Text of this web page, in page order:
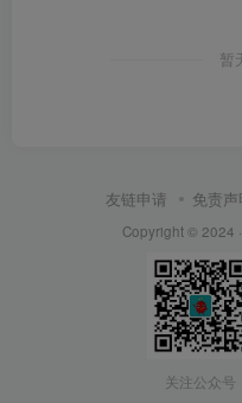
暂
友链申请 免责声
Copyright © 2024 ·
关注公众号